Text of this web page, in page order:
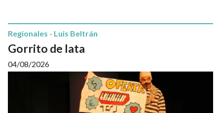
Gorrito de lata
Regionales - Luis Beltrán
04/08/2026